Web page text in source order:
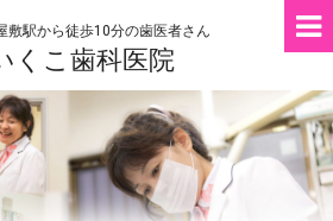
敷駅から徒歩10分の歯医者さん
くこ歯科医院